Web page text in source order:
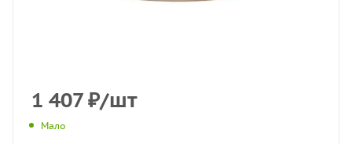
1 407₽/шт
Мало